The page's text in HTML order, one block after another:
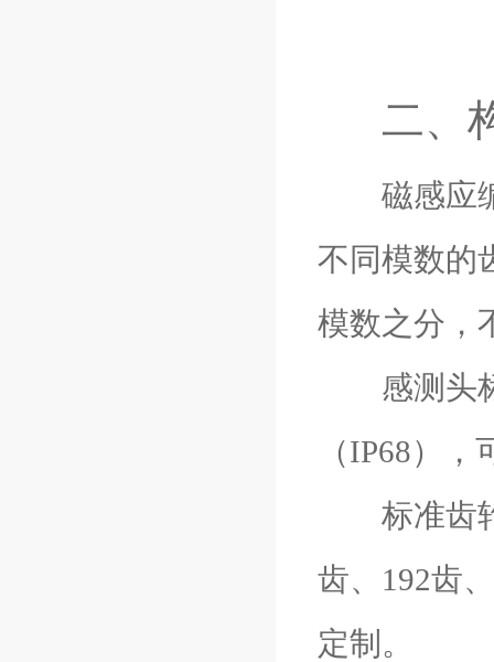
二、
磁感应编
不同模数的
模数之分，
感测头标
（IP68）
标准齿轮
齿、192齿
定制。